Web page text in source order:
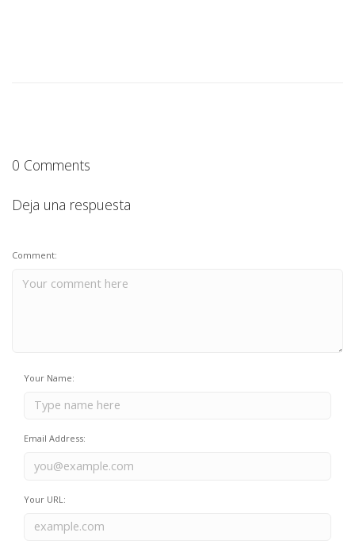
0 Comments
Deja una respuesta
Comment:
Your Name:
Email Address:
Your URL: